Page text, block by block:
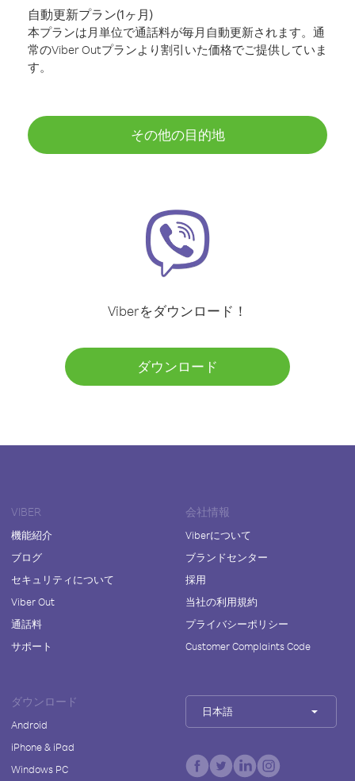
自動更新プラン(1ヶ月)
本プランは月単位で通話料が毎月自動更新されます。通
常のViber Outプランより割引いた価格でご提供していま
す。
その他の目的地
Viberをダウンロード！
ダウンロード
VIBER
機能紹介
ブログ
セキュリティについて
Viber Out
通話料
サポート
会社情報
Viberについて
ブランドセンター
採用
当社の利用規約
プライバシーポリシー
Customer Complaints Code
ダウンロード
Android
iPhone & iPad
Windows PC
日本語